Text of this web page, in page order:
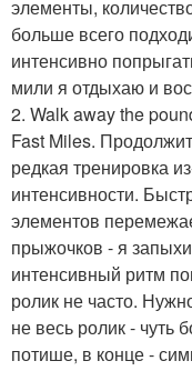
элементы,
больше всего
интенсивно
мили я отдыхаю и
2. Walk away the
Fast Miles.
редкая тренировка
интенсивности.
элементов
прыжочков - я
интенсивный ритм
ролик не часто.
не весь ролик - чуть
потише, в конце -